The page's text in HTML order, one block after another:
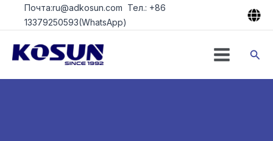
ПерейтиПочта:ru@adkosun.com Тел.: +86
13379250593(WhatsApp)